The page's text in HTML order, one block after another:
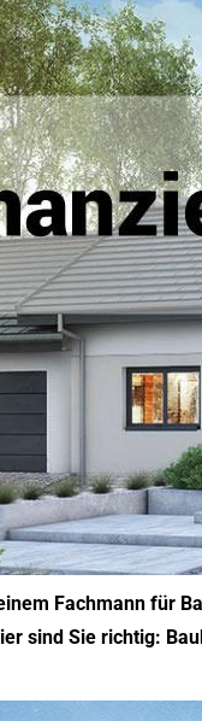
Fachmann für
sind Sie richtig: